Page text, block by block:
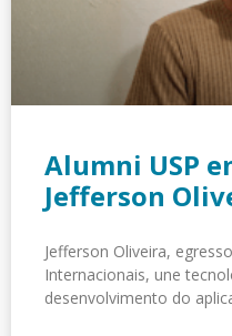
Alumni USP
Jefferson
Jefferson Oliveira,
Internacionais, une
desenvolvimento do